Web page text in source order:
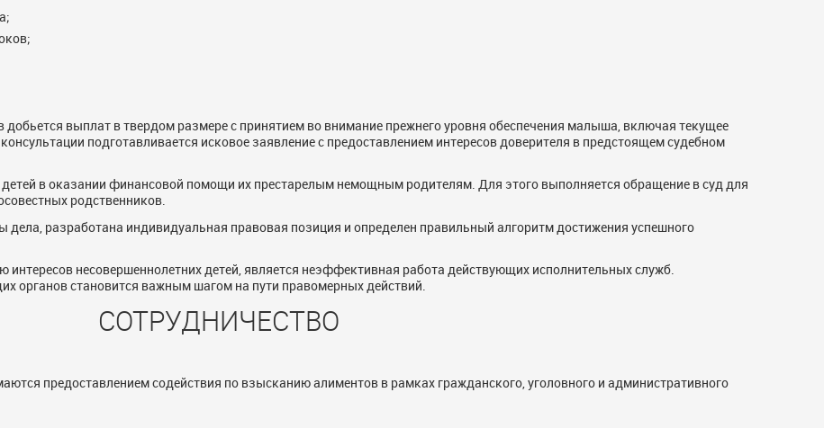
выплат в твердом размере с принятием во внимание прежнего уровня обеспечения малыша, включая текущее
подготавливается исковое заявление с предоставлением интересов доверителя в предстоящем судебном
в оказании финансовой помощи их престарелым немощным родителям. Для этого выполняется обращение в суд для
родственников.
дела, разработана индивидуальная правовая позиция и определен правильный алгоритм достижения успешного
несовершеннолетних детей, является неэффективная работа действующих исполнительных служб.
органов становится важным шагом на пути правомерных действий.
СОТРУДНИЧЕСТВО
предоставлением содействия по взысканию алиментов в рамках гражданского, уголовного и административного